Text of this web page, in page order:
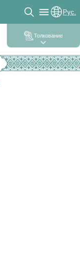
Рус.
Толкование